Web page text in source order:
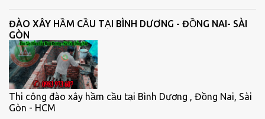
ĐÀO XÂY HẦM CẦU TẠI BÌNH DƯƠNG - ĐỒNG NAI- SÀI
GÒN
Thi công đào xây hầm cầu tại Bình Dương , Đồng Nai, Sài
Gòn - HCM